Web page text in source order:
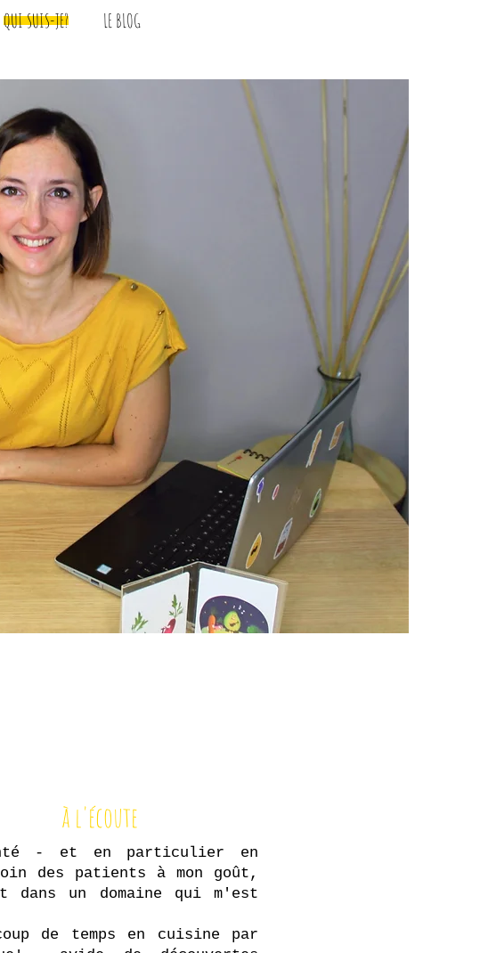
QUI SUIS-JE? LE BLOG
à l'écoute
- et en particulier en
des patients à mon goût,
dans un domaine qui m'est
de temps en cuisine par